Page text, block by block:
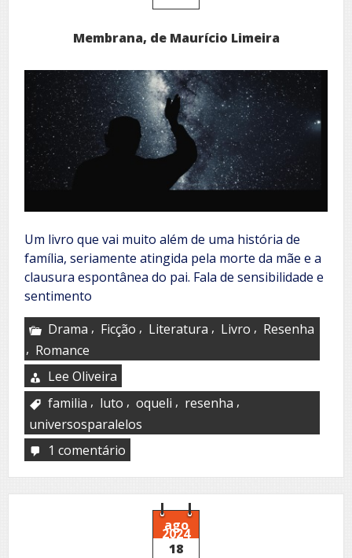
Membrana, de Maurício Limeira
Um livro que vai muito além de uma história de
família, seriamente atingida pela morte da mãe e a
clausura espontânea do pai. Fala de sensibilidade e
sentimento
Drama , Ficção , Literatura , Livro , Resenha
, Romance
Lee Oliveira
familia , luto , oqueli , resenha ,
universosparalelos
1 comentário
de
Maurício
Limeira
ago
2024
18